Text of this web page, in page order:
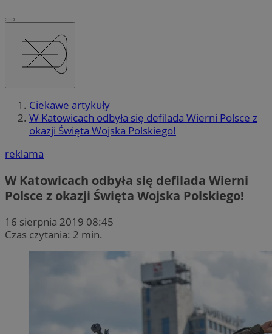
Ciekawe artykuły
W Katowicach odbyła się defilada Wierni Polsce z
okazji Święta Wojska Polskiego!
reklama
W Katowicach odbyła się defilada Wierni
Polsce z okazji Święta Wojska Polskiego!
16 sierpnia 2019 08:45
Czas czytania: 2 min.